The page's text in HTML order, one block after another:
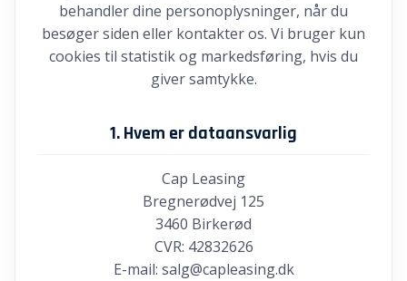
behandler dine personoplysninger, når du
besøger siden eller kontakter os. Vi bruger kun
cookies til statistik og markedsføring, hvis du
giver samtykke.
1. Hvem er dataansvarlig
Cap Leasing
Bregnerødvej 125
3460 Birkerød
CVR: 42832626
E-mail: salg@capleasing.dk